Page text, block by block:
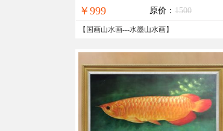
￥999 原价： 1500
【 国画山水画---水墨山水画】